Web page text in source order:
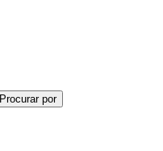
Procurar por